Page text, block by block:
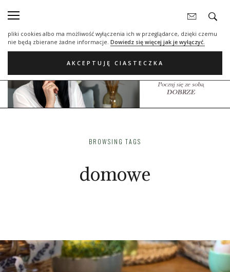
statystycznych, reklamowych oraz funkcjonalnych. Dzięki nim możemy
pliki cookies albo ma możliwość wyłączenia ich w przeglądarce, dzięki czemu
nie będą zbierane żadne informacje. Dowiedz się więcej jak je wyłączyć.
AKCEPTUJĘ CIASTECZKA
BROWSING TAGS
domowe